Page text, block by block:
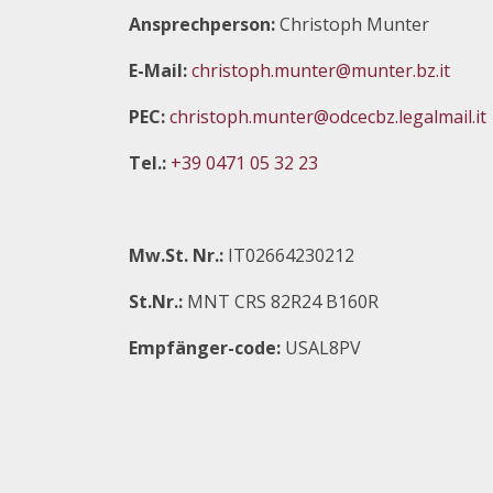
s
n
a
v
g
a
t
Ansprechperson:Christoph Munter
E-Mail:christoph.munter@munter.bz.it
PEC:christoph.munter@odcecbz.legalmail.it
Tel.: +39 0471 05 32 23
Mw.St. Nr.: IT02664230212
St.Nr.: MNT CRS 82R24 B160R
Empfänger-code: USAL8PV